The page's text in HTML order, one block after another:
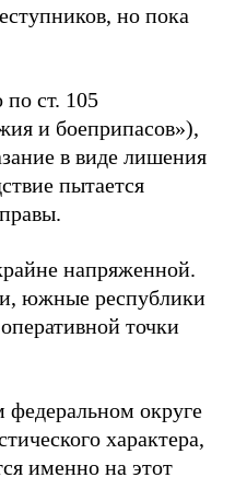
но пока
ст. 105
и боеприпасов»),
в виде лишения
пытается
напряженной.
южные республики
точки
округе
характера,
именно на этот